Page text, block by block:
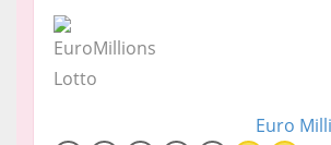
Euro